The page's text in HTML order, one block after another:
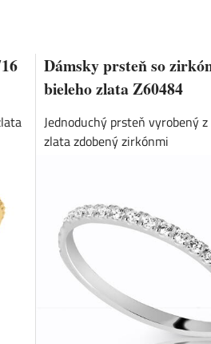
Dámsky prsteň so
bieleho zlata Z60484
Jednoduchý prsteň vyrobený
zlata zdobený zirkónmi